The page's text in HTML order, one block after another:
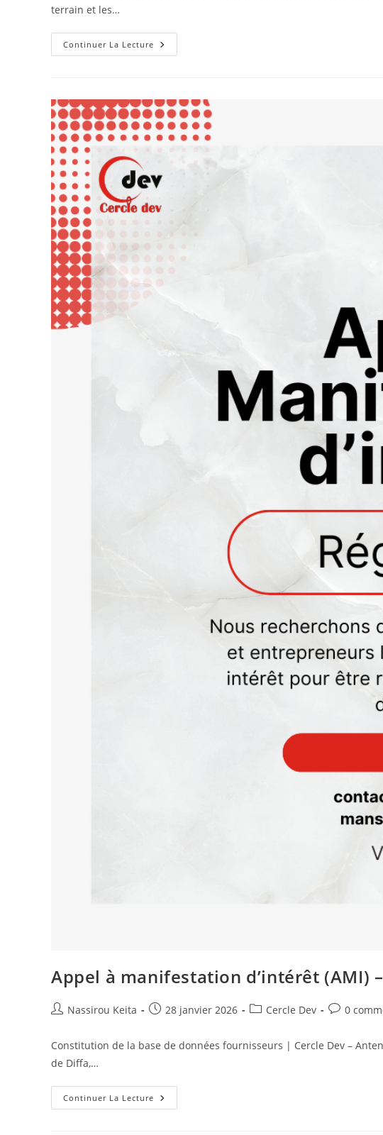
terrain et les…
Continuer La Lecture
Appel à manifestation d’intérêt (AMI)
Nassirou Keita 28 janvier 2026 Cercle Dev 0
Constitution de la base de données fournisseurs | Cercle Dev –
de Diffa,…
Continuer La Lecture